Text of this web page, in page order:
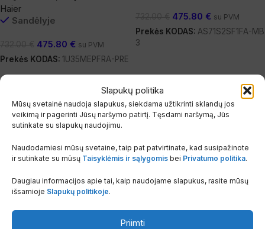
Slapukų politika
Mūsų svetainė naudoja slapukus, siekdama užtikrinti sklandų jos
veikimą ir pagerinti Jūsų naršymo patirtį. Tęsdami naršymą, Jūs
sutinkate su slapukų naudojimu.
Naudodamiesi mūsų svetaine, taip pat patvirtinate, kad susipažinote
ir sutinkate su mūsų Taisyklėmis ir sąlygomis bei Privatumo politika.
Daugiau informacijos apie tai, kaip naudojame slapukus, rasite mūsų
išsamioje Slapukų politikoje.
Priimti
Haier
Sandėlyje
475.80 € su PVM
Prekės KODAS: 1U35MEPFRA-PRE
Į Krepšelį
475.80 € su PVM
Prekės KODAS: AS71S2SF1FA-MB
3
IKI 30 M²